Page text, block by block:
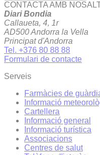
CONTACTA AMB
Diari Bondia
Callaueta, 4, 1r
AD500 Andorra la Vella
Principat d'Andorra
Tel. +376 80 88 88
Formulari de contacte
Serveis
Farmàcies de
Informació
Cartellera
Informació general
Informació turística
Associacions
Centres de salut